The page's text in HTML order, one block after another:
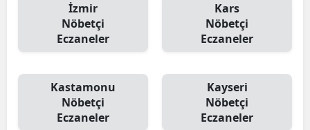
İzmir
Nöbetçi
Eczaneler
Kars
Nöbetçi
Eczaneler
Kastamonu
Nöbetçi
Eczaneler
Kayseri
Nöbetçi
Eczaneler